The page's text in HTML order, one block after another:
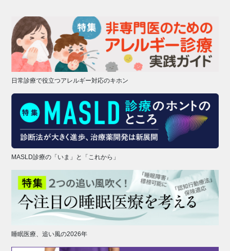
日常診療で役立つアレルギー対応のキホン
MASLD診療の「いま」と「これから」
睡眠医療、追い風の2026年